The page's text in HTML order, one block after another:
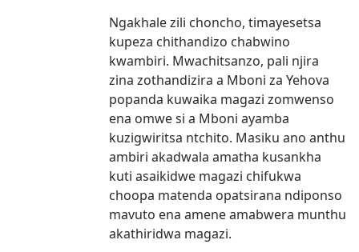
Ngakhale zili choncho, timayesetsa
kupeza chithandizo chabwino
kwambiri. Mwachitsanzo, pali njira
zina zothandizira a Mboni za Yehova
popanda kuwaika magazi zomwenso
ena omwe si a Mboni ayamba
kuzigwiritsa ntchito. Masiku ano anthu
ambiri akadwala amatha kusankha
kuti asaikidwe magazi chifukwa
choopa matenda opatsirana ndiponso
mavuto ena amene amabwera munthu
akathiridwa magazi.